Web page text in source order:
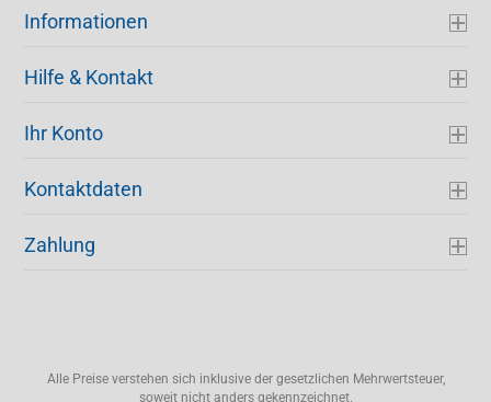
Informationen
Hilfe & Kontakt
Ihr Konto
Kontaktdaten
Zahlung
Alle Preise verstehen sich inklusive der gesetzlichen Mehrwertsteuer,
soweit nicht anders gekennzeichnet.